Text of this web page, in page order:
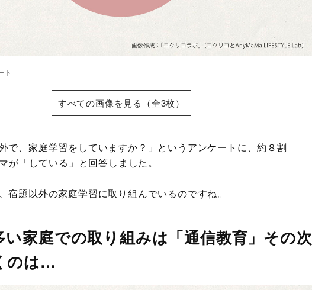
ト
すべての画像を見る（全3枚）
で、家庭学習をしていますか？」というアンケートに、約８割
が「している」と回答しました。
宿題以外の家庭学習に取り組んでいるのですね。
い家庭での取り組みは「通信教育」その次
のは…